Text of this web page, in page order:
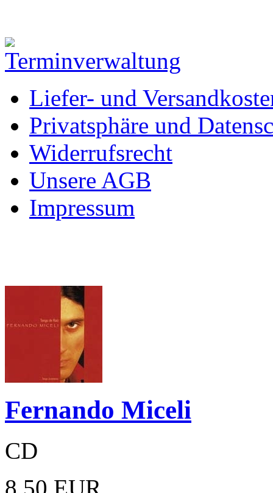
Liefer- und
Privatsphäre und
Widerrufsrecht
Unsere AGB
Impressum
Fernando Miceli
CD
8,50 EUR